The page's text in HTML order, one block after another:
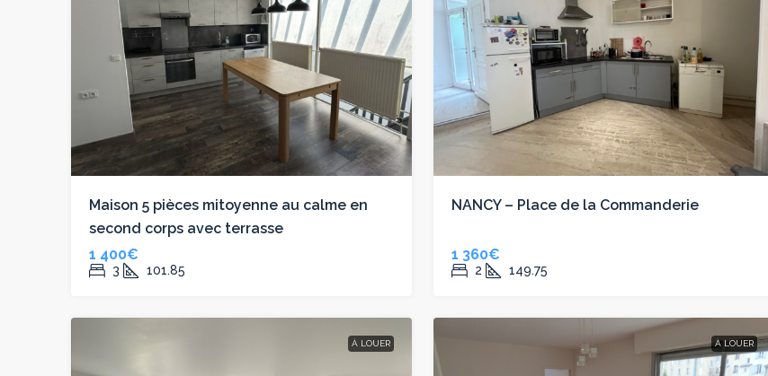
Maison 5 pièces mitoyenne au calme en
second corps avec terrasse
1 400€
3 101.85
NANCY – Place de la Commanderie
1 360€
2 149.75
À LOUER À LOUER